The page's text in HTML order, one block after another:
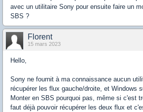
avec un utilitaire Sony pour ensuite faire un
SBS ?
Florent
15 mars 2023
Hello,
Sony ne fournit à ma connaissance aucun
récupérer les flux gauche/droite, et Windows
Monter en SBS pourquoi pas, même si c'est
faut déjà pouvoir récupérer les deux flux et